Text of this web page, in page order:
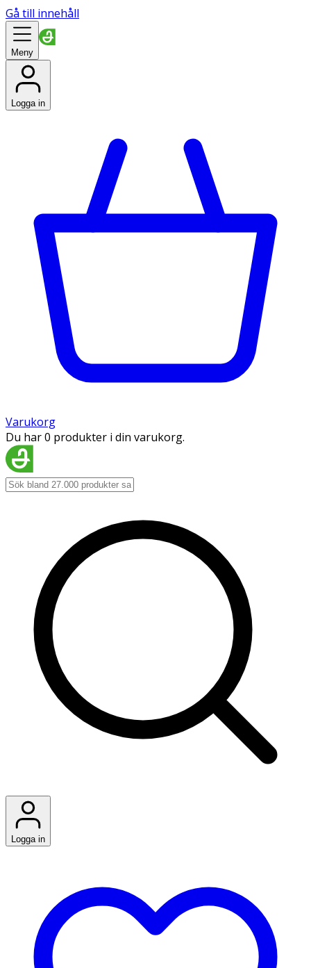
Gå till innehåll
Meny
Logga in
Varukorg
Du har 0 produkter i din varukorg.
Logga in